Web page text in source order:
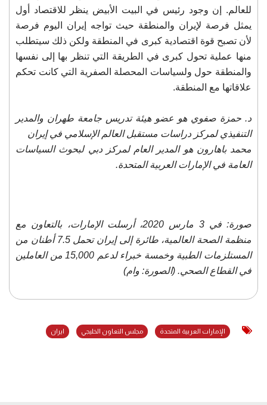
للعالم. إن وجود رئيس في البيت الأبيض ينظر للاقتصاد أول
يمثل فرصة لإيران والمنطقة حيث تواجه إيران اليوم فرصة
لأن تصبح قوة اقتصادية كبرى في المنطقة ولكن ذلك سيتطلب
منها عملية تحول كبرى في الطريقة التي تنظر بها إلى نفسها
والمنطقة حول ولسياسات المحصلة الصفرية التي كانت تحكم
علاقاتها مع المنطقة.
د. حمزة صفوي هو عضو هيئة تدريس جامعة طهران والمدير
التنفيذي لمركز دراسات مستقبل العالم الإسلامي في إيران
محمد باهارون هو المدير العام لمركز دبي لبحوث السياسات
العامة في الإمارات العربية المتحدة.
صورة: في 3 مارس 2020، أرسلت الإمارات، بالتعاون مع
منظمة الصحة العالمية، طائرة إلى إيران تحمل 7.5 أطنان من
المستلزمات الطبية وخمسة خبراء لدعم 15,000 من العاملين
في القطاع الصحي. (الصورة: وام)
الإمارات العربية المتحدة مجلس التعاون الخليجي ايران